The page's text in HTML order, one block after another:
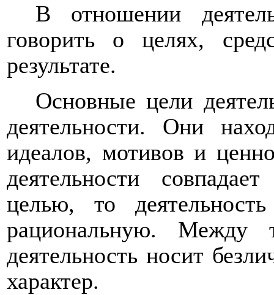
В отношении
говорить о целях,
результате.
Основные цели
деятельности. Они
идеалов, мотивов и
деятельности
целью, то
рациональную. Между
деятельность носит
характер.